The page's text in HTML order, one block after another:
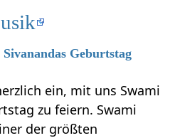
Sivanandas Geburtstag
ein, mit uns Swami
zu feiern. Swami
der größten